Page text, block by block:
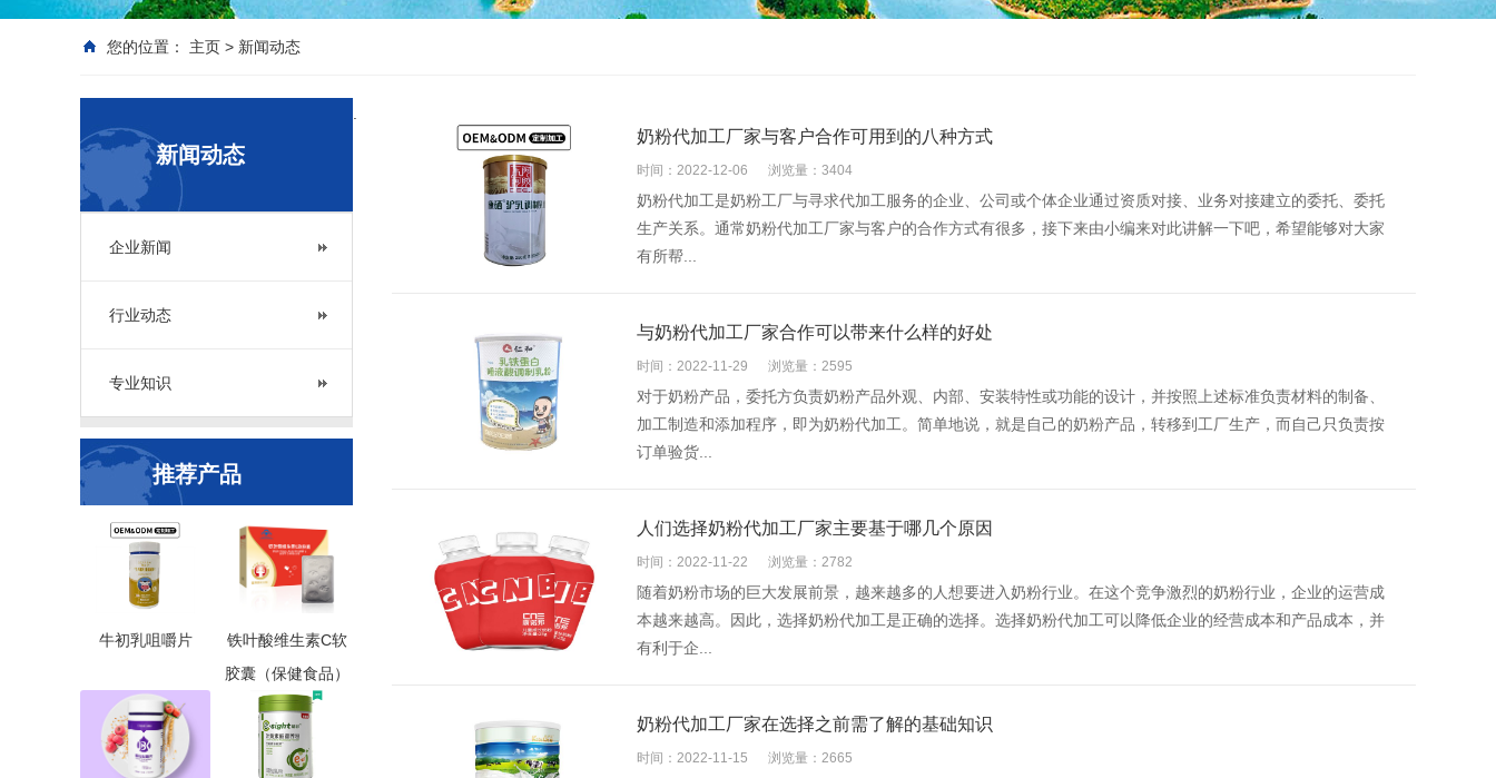
您的位置： 主页 > 新闻动态
新闻动态
企业新闻
行业动态
专业知识
推荐产品
牛初乳咀嚼片
铁叶酸维生素C软
胶囊（保健食品）
奶粉代加工厂家与客户合作可用到的八种方式
时间：2022-12-06 浏览量：3404
奶粉代加工是奶粉工厂与寻求代加工服务的企业、公司或个体企业通过资质对接、业务对接建立的委托、委托
生产关系。通常奶粉代加工​厂家与客户的合作方式有很多，接下来由小编来对此讲解一下吧，希望能够对大家
有所帮...
与奶粉代加工厂家合作可以带来什么样的好处
时间：2022-11-29 浏览量：2595
对于奶粉产品，委托方负责奶粉产品外观、内部、安装特性或功能的设计，并按照上述标准负责材料的制备、
加工制造和添加程序，即为奶粉代加工。简单地说，就是自己的奶粉产品，转移到工厂生产，而自己只负责按
订单验货...
人们选择奶粉代加工厂家主要基于哪几个原因
时间：2022-11-22 浏览量：2782
随着奶粉市场的巨大发展前景，越来越多的人想要进入奶粉行业。在这个竞争激烈的奶粉行业，企业的运营成
本越来越高。因此，选择奶粉代加工是正确的选择。选择奶粉代加工可以降低企业的经营成本和产品成本，并
有利于企...
奶粉代加工厂家在选择之前需了解的基础知识
时间：2022-11-15 浏览量：2665